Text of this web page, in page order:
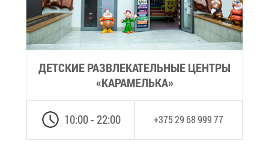
ДЕТ­СКИЕ РАЗ­ВЛЕ­КА­ТЕЛЬ­НЫЕ ЦЕН­ТРЫ
«КА­РА­МЕЛЬ­КА»
+375 29 68 999 77
10:00 - 22:00